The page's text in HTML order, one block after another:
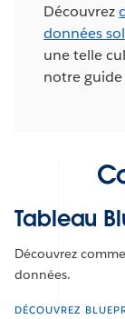
Découvrez
données
une telle
notre
Tableau
Découvrez
données.
DÉCOUVREZ